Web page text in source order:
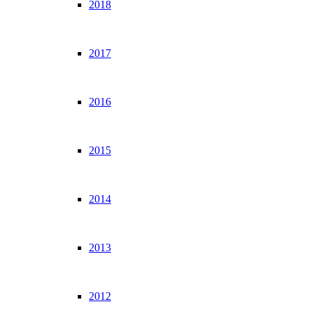
2018
2017
2016
2015
2014
2013
2012